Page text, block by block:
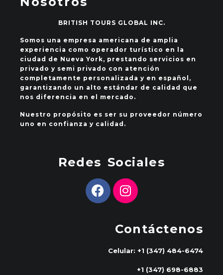
BRITISH TOURS GLOBAL INC.
Somos una empresa americana de amplia
experiencia como operador turístico en la
ciudad de Nueva York, prestando servicios en
privado y semi privado con atención
completamente personalizada y en español,
garantizando un alto estándar de calidad que
nos diferencia en el mercado.
Nuestro propósito es ser su proveedor número
uno en confianza y calidad.
Redes Sociales
Contáctenos
Celular: +1 (347) 484-6474
+1 (347) 698-6883